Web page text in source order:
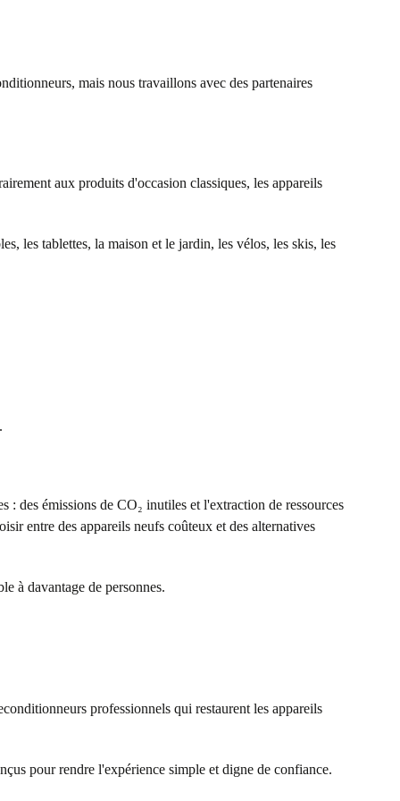
mais nous travaillons avec des partenaires
aux produits d'occasion classiques, les appareils
les tablettes, la maison et le jardin, les vélos, les skis, les
: des émissions de CO₂ inutiles et l'extraction de ressources
entre des appareils neufs coûteux et des alternatives
à davantage de personnes.
professionnels qui restaurent les appareils
pour rendre l'expérience simple et digne de confiance.